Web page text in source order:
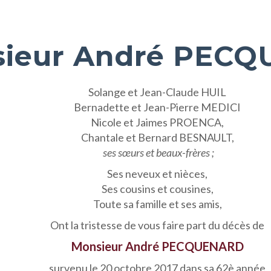
André
Solange et Jean-Claude HUIL
Bernadette et Jean-Pierre MEDICI
Nicole et Jaimes PROENCA,
Chantale et Bernard BESNAULT,
ses sœurs et beaux-frères ;
Ses neveux et nièces,
Ses cousins et cousines,
Toute sa famille et ses amis,
Ont la tristesse de vous faire part du décès de
Monsieur André PECQUENARD
survenu le 20 octobre 2017 dans sa 62è année